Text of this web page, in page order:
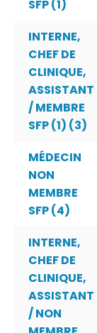
SFP (1)
INTERNE,
CHEF DE
CLINIQUE,
ASSISTANT
/ MEMBRE
SFP (1) (3)
MÉDECIN
NON
MEMBRE
SFP (4)
INTERNE,
CHEF DE
CLINIQUE,
ASSISTANT
/ NON